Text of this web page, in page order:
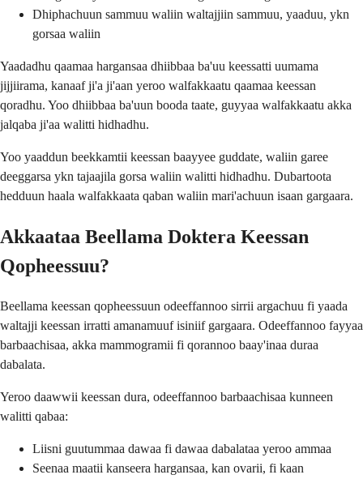
Dhiphachuun sammuu waliin waltajjiin sammuu, yaaduu, ykn
gorsaa waliin
Yaadadhu qaamaa hargansaa dhiibbaa ba'uu keessatti uumama
jijjiirama, kanaaf ji'a ji'aan yeroo walfakkaatu qaamaa keessan
qoradhu. Yoo dhiibbaa ba'uun booda taate, guyyaa walfakkaatu akka
jalqaba ji'aa walitti hidhadhu.
Yoo yaaddun beekkamtii keessan baayyee guddate, waliin garee
deeggarsa ykn tajaajila gorsa waliin walitti hidhadhu. Dubartoota
hedduun haala walfakkaata qaban waliin mari'achuun isaan gargaara.
Akkaataa Beellama Doktera Keessan
Qopheessuu?
Beellama keessan qopheessuun odeeffannoo sirrii argachuu fi yaada
waltajji keessan irratti amanamuuf isiniif gargaara. Odeeffannoo fayyaa
barbaachisaa, akka mammogramii fi qorannoo baay'inaa duraa
dabalata.
Yeroo daawwii keessan dura, odeeffannoo barbaachisaa kunneen
walitti qabaa:
Liisni guutummaa dawaa fi dawaa dabalataa yeroo ammaa
Seenaa maatii kanseera hargansaa, kan ovarii, fi kaan